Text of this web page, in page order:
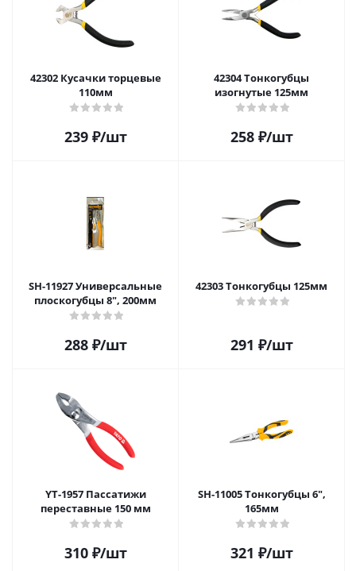
42302 Кусачки торцевые
110мм
239₽/шт
42304 Тонкогубцы
изогнутые 125мм
258₽/шт
SH-11927 Универсальные
плоскогубцы 8", 200мм
288₽/шт
42303 Тонкогубцы 125мм
291 ₽/шт
YT-1957 Пассатижи
переставные 150 мм
310₽/шт
SH-11005 Тонкогубцы 6",
165мм
321 ₽/шт